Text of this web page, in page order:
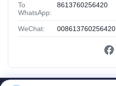
Το
WhatsApp:
8613760256420
WeChat: 008613760256420